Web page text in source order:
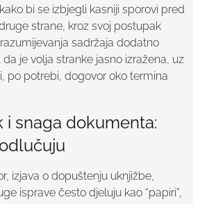
bi se izbjegli kasniji sporovi pred
strane, kroz svoj postupak
sadržaja dodatno
je volja stranke jasno izražena, uz
po potrebi, dogovor oko termina
i snaga dokumenta:
izjava o dopuštenju uknjižbe,
isprave često djeluju kao “papiri”,